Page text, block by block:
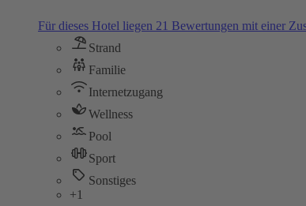
Für dieses Hotel liegen 21 Bewertungen mit einer
Strand
Familie
Internetzugang
Wellness
Pool
Sport
Sonstiges
+1